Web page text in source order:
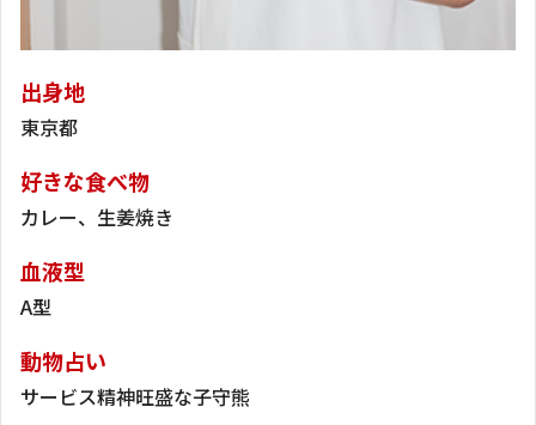
出身地
東京都
好きな食べ物
カレー、生姜焼き
血液型
A型
動物占い
サービス精神旺盛な子守熊